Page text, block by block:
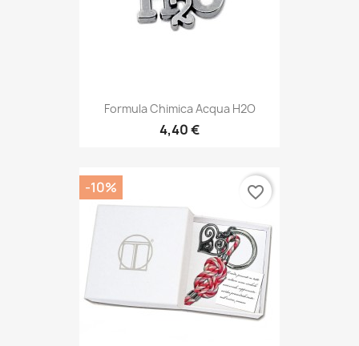
Formula Chimica Acqua H2O
4,40 €
-10% favorite_border